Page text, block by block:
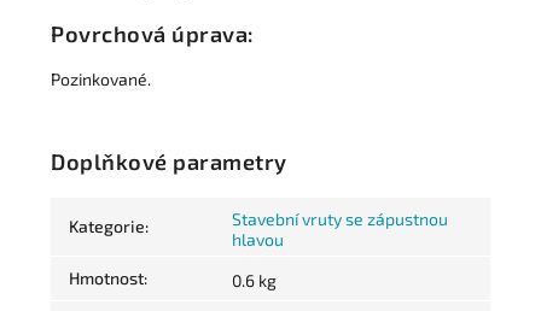
Povrchová úprava:
Pozinkované.
Doplňkové parametry
Kategorie:
Stavební vruty se zápustnou
hlavou
Hmotnost: 0.6 kg